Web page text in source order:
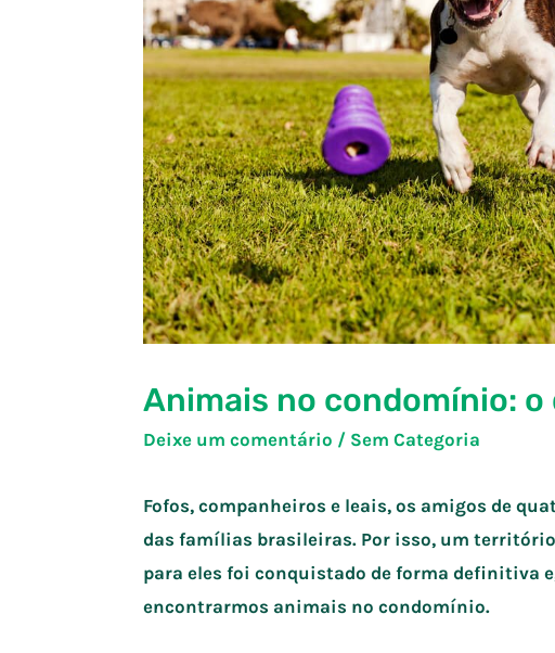
Animais no condomínio: o
Deixe um comentário / Sem Categoria
Fofos, companheiros e leais, os amigos de
das famílias brasileiras. Por isso, um
para eles foi conquistado de forma definitiva
encontrarmos animais no condomínio.